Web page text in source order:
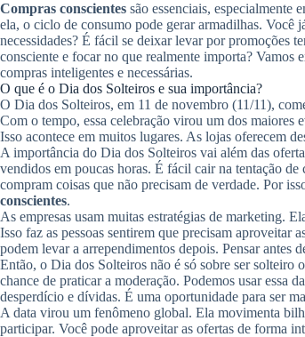
Compras conscientes são essenciais, especialmente
ela, o ciclo de consumo pode gerar armadilhas. Você
necessidades? É fácil se deixar levar por promoções
consciente e focar no que realmente importa? Vamos
compras inteligentes e necessárias.
O que é o Dia dos Solteiros e sua importância?
O Dia dos Solteiros, em 11 de novembro (11/11),
Com o tempo, essa celebração virou um dos maiores
Isso acontece em muitos lugares. As lojas oferecem
A importância do Dia dos Solteiros vai além das
vendidos em poucas horas. É fácil cair na tentação
compram coisas que não precisam de verdade. Por
conscientes.
As empresas usam muitas estratégias de marketing.
Isso faz as pessoas sentirem que precisam
podem levar a arrependimentos depois. Pensar antes
Então, o Dia dos Solteiros não é só sobre ser solteiro
chance de praticar a moderação. Podemos usar essa
desperdício e dívidas. É uma oportunidade para ser
A data virou um fenômeno global. Ela movimenta
participar. Você pode aproveitar as ofertas de forma